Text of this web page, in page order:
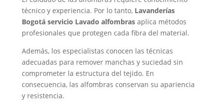
técnico y experiencia. Por lo tanto, Lavanderías
Bogotá servicio Lavado alfombrasaplica métodos
profesionales que protegen cada fibra del material.
Además, los especialistas conocen las técnicas
adecuadas para remover manchas y suciedad sin
comprometer la estructura del tejido. En
consecuencia, las alfombras conservan su apariencia
y resistencia.